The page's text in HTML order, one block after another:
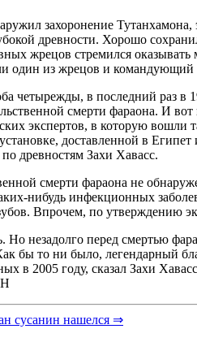
захоронение
древности. Хорошо
жрецов стремился
один из жрецов и
четырежды, в последний раз в
смерти фараона. И
экспертов, в которую
доставленной в
древностям Захи Хавасс.
смерти фараона не
нибудь инфекционных
Впрочем, по утверждению
незадолго перед смертью
бы то ни было, легендарный
в 2005 году, сказал Захи
сусанин нашелся ⇒